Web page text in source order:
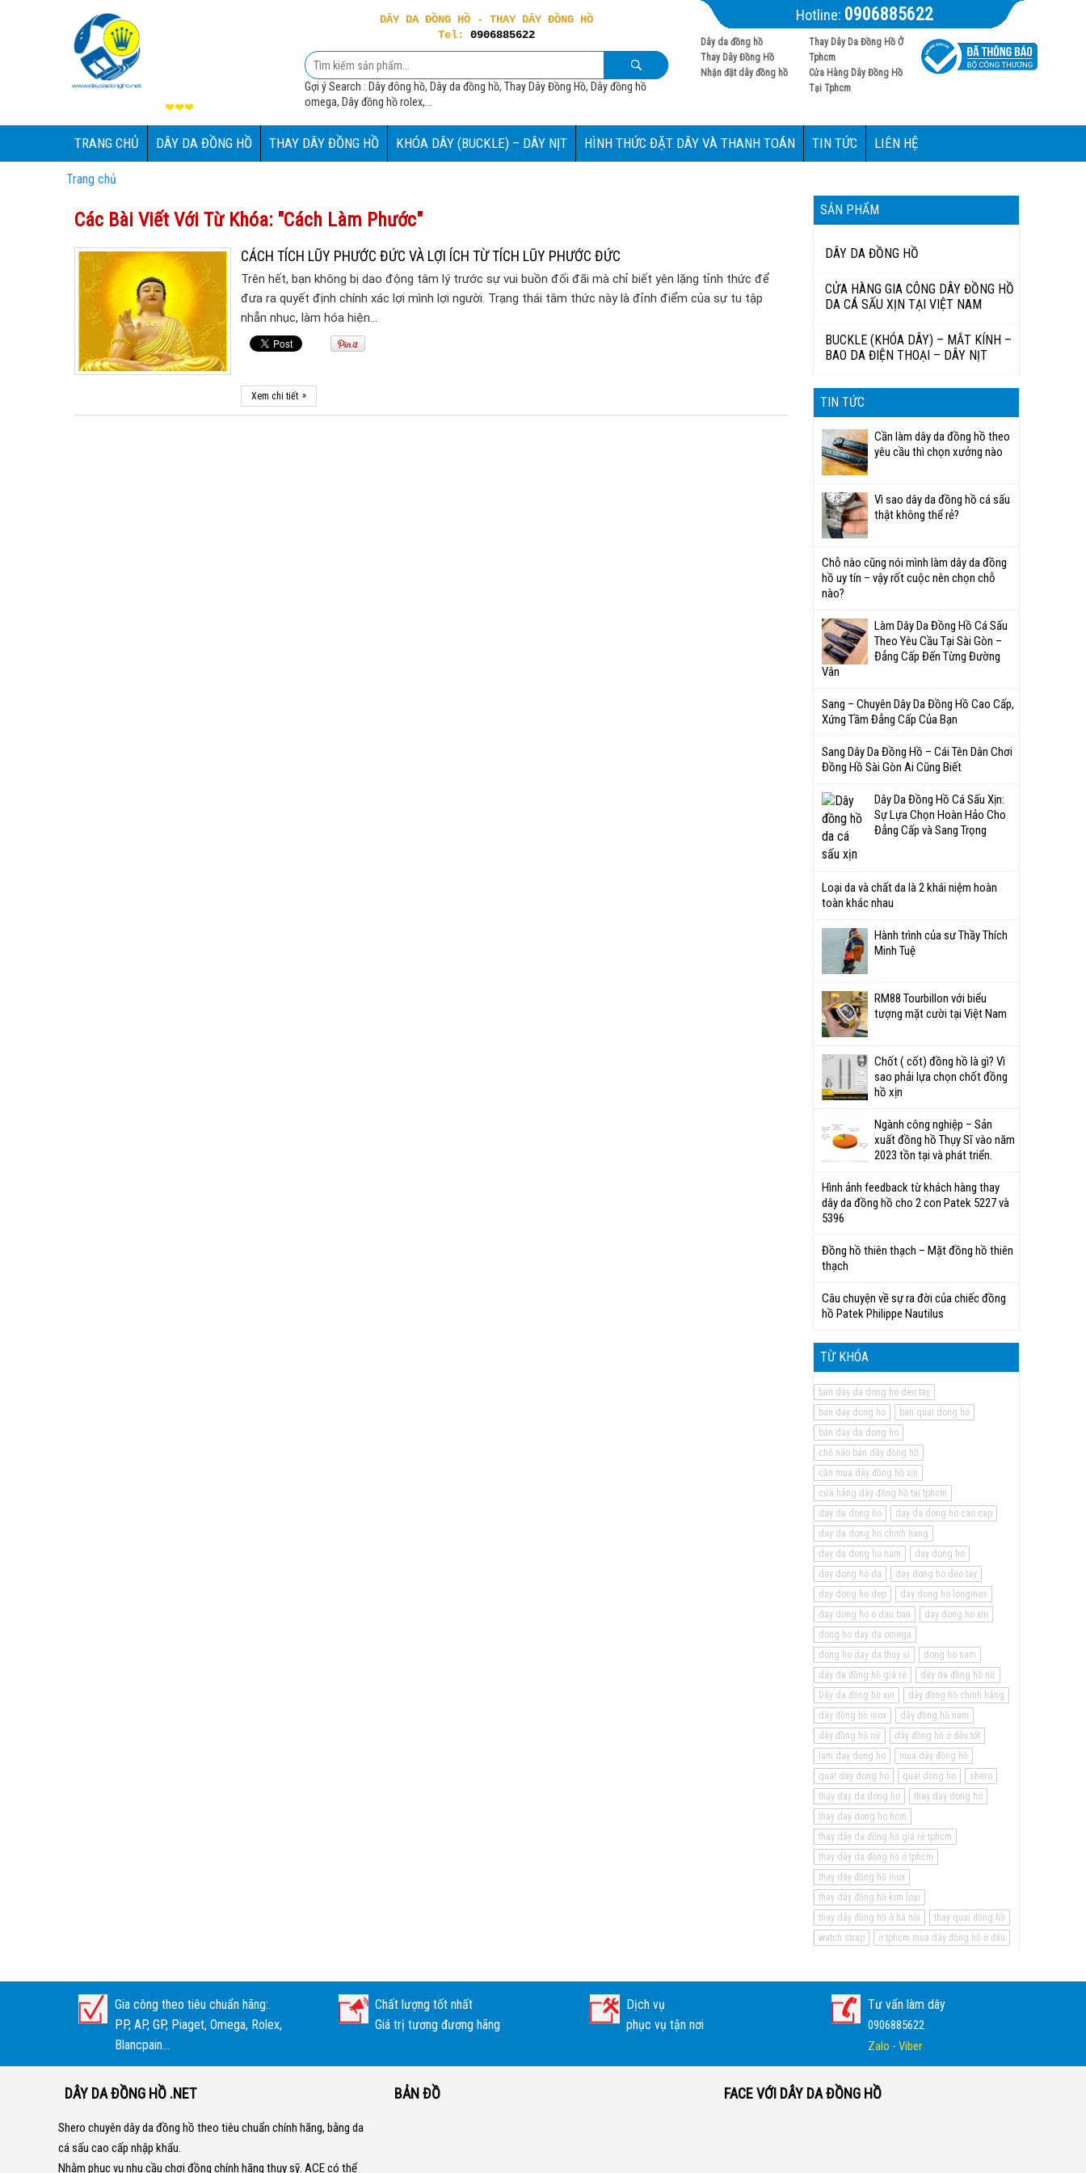
❤❤❤
DÂY DA ĐỒNG HỒ - THAY DÂY ĐỒNG HỒ
Tel: 0906885622
Gợi ý Search : Dây đông hồ, Dây da đồng hồ, Thay Dây Đồng Hồ, Dây đồng hồ
omega, Dây đồng hồ rolex,...
Hotline: 0906885622
Dây da đồng hồ
Thay Dây Đồng Hồ
Nhận đặt dây đồng hồ
Thay Dây Da Đồng Hồ Ở
Tphcm
Cửa Hàng Dây Đồng Hồ
Tại Tphcm
TRANG CHỦ DÂY DA ĐỒNG HỒ THAY DÂY ĐỒNG HỒ KHÓA DÂY (BUCKLE) – DÂY NỊT HÌNH THỨC ĐẶT DÂY VÀ THANH TOÁN TIN TỨC LIÊN HỆ
Trang chủ
Các Bài Viết Với Từ Khóa: "cách Làm Phước"
CÁCH TÍCH LŨY PHƯỚC ĐỨC VÀ LỢI ÍCH TỪ TÍCH LŨY PHƯỚC ĐỨC
Trên hết, bạn không bị dao động tâm lý trước sự vui buồn đối đãi mà chỉ biết yên lặng tỉnh thức để
đưa ra quyết định chính xác lợi mình lợi người. Trạng thái tâm thức này là đỉnh điểm của sự tu tập
nhẫn nhục, làm hóa hiện…
Xem chi tiết »
SẢN PHẨM
DÂY DA ĐỒNG HỒ
CỬA HÀNG GIA CÔNG DÂY ĐỒNG HỒ
DA CÁ SẤU XỊN TẠI VIỆT NAM
BUCKLE (KHÓA DÂY) – MẮT KÍNH –
BAO DA ĐIỆN THOẠI – DÂY NỊT
TIN TỨC
Cần làm dây da đồng hồ theo
yêu cầu thì chọn xưởng nào
Vì sao dây da đồng hồ cá sấu
thật không thể rẻ?
Chỗ nào cũng nói mình làm dây da đồng
hồ uy tín – vậy rốt cuộc nên chọn chỗ
nào?
Làm Dây Da Đồng Hồ Cá Sấu
Theo Yêu Cầu Tại Sài Gòn –
Đẳng Cấp Đến Từng Đường
Vân
Sang – Chuyên Dây Da Đồng Hồ Cao Cấp,
Xứng Tầm Đẳng Cấp Của Bạn
Sang Dây Da Đồng Hồ – Cái Tên Dân Chơi
Đồng Hồ Sài Gòn Ai Cũng Biết
Dây Da Đồng Hồ Cá Sấu Xịn:
Sự Lựa Chọn Hoàn Hảo Cho
Đẳng Cấp và Sang Trọng
Loại da và chất da là 2 khái niệm hoàn
toàn khác nhau
Hành trình của sư Thầy Thích
Minh Tuệ
RM88 Tourbillon với biểu
tượng mặt cười tại Việt Nam
Chốt ( cốt) đồng hồ là gì? Vì
sao phải lựa chọn chốt đồng
hồ xịn
Ngành công nghiệp – Sản
xuất đồng hồ Thụy Sĩ vào năm
2023 tồn tại và phát triển.
Hình ảnh feedback từ khách hàng thay
dây da đồng hồ cho 2 con Patek 5227 và
5396
Đồng hồ thiên thạch – Mặt đồng hồ thiên
thạch
Câu chuyện về sự ra đời của chiếc đồng
hồ Patek Philippe Nautilus
TỪ KHÓA
ban day da dong ho deo tay
ban day dong ho
ban quai dong ho
bán day da dong ho
chỗ nào bán dây đồng hồ
cần mua dây đồng hồ xịn
cửa hàng dây đồng hồ tại tphcm
day da dong ho
day da dong ho cao cap
day da dong ho chinh hang
day da dong ho nam
day dong ho
day dong ho da
day dong ho deo tay
day dong ho dep
day dong ho longines
day dong ho o dau ban
day dong ho xin
dong ho day da omega
dong ho day da thuy si
dong ho nam
dây da đồng hồ giá rẻ
dây da đồng hồ nữ
Dây da đồng hồ xịn
dây đồng hồ chính hãng
dây đồng hồ inox
dây đồng hồ nam
dây đồng hồ nữ
dây đồng hồ ở đâu tốt
lam day dong ho
mua dây đồng hồ
quai day dong ho
quai dong ho
shero
thay day da dong ho
thay day dong ho
thay day dong ho hcm
thay dây da đồng hồ giá rẻ tphcm
thay dây da đồng hồ ở tphcm
thay dây đồng hồ inox
thay dây đồng hồ kim loại
thay dây đồng hồ ở hà nội
thay quai đồng hồ
watch strap
ở tphcm mua dây đồng hồ ở đâu
Gia công theo tiêu chuẩn hãng:
PP, AP, GP, Piaget, Omega, Rolex,
Blancpain...
Chất lượng tốt nhất
Giá trị tương đương hãng
Dịch vụ
phục vụ tận nơi
Tư vấn làm dây
0906885622
Zalo - Viber
DÂY DA ĐỒNG HỒ .NET
Shero chuyên dây da đồng hồ theo tiêu chuẩn chính hãng, bằng da
cá sấu cao cấp nhập khẩu.
Nhằm phục vụ nhu cầu chơi đồng chính hãng thụy sỹ. ACE có thể
BẢN ĐỒ FACE VỚI DÂY DA ĐỒNG HỒ